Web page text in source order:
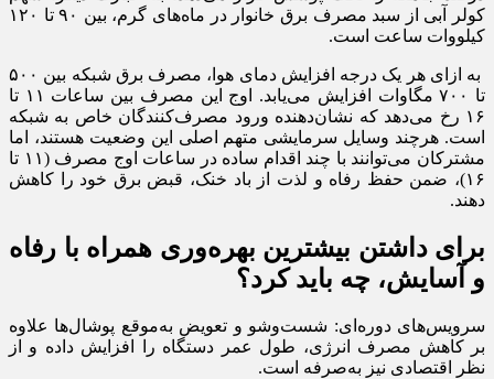
کولر آبی از سبد مصرف برق خانوار در ماه‌های گرم، بین ۹۰ تا ۱۲۰
کیلووات ساعت است.
به ازای هر یک درجه افزایش دمای هوا، مصرف برق شبکه بین ۵۰۰
تا ۷۰۰ مگاوات افزایش می‌یابد. اوج این مصرف بین ساعات ۱۱ تا
۱۶ رخ می‌دهد که نشان‌دهنده ورود مصرف‌کنندگان خاص به شبکه
است. هرچند وسایل سرمایشی متهم اصلی این وضعیت هستند، اما
مشترکان می‌توانند با چند اقدام ساده در ساعات اوج مصرف (۱۱ تا
۱۶)، ضمن حفظ رفاه و لذت از باد خنک، قبض برق خود را کاهش
دهند.
برای داشتن بیشترین بهره‌وری همراه با رفاه
و آسایش، چه باید کرد؟
سرویس‌های دوره‌ای: شست‌وشو و تعویض به‌موقع پوشال‌ها علاوه
بر کاهش مصرف انرژی، طول عمر دستگاه را افزایش داده و از
نظر اقتصادی نیز به‌صرفه است.